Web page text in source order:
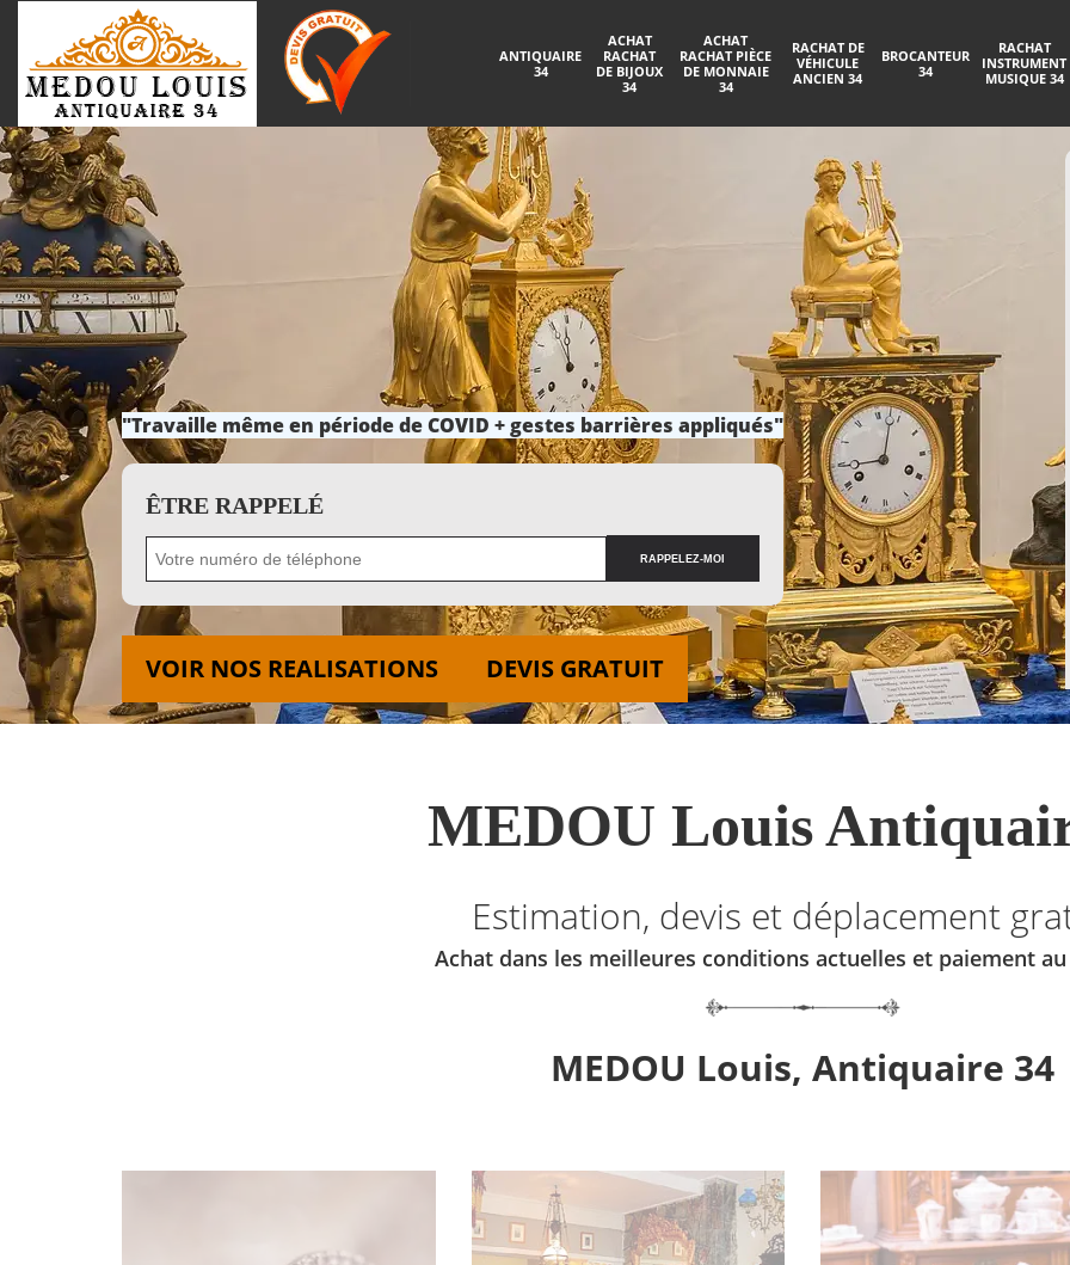
ANTIQUAIRE
34
ACHAT
RACHAT
DE BIJOUX
34
ACHAT
RACHAT PIÈCE
DE MONNAIE
34
RACHAT DE
VÉHICULE
ANCIEN 34
BROCANTEUR
34
RACHAT
INSTRUMENT
MUSIQUE 34
"Travaille même en période de COVID + gestes barrières appliqués"
ÊTRE RAPPELÉ
VOIR NOS REALISATIONS DEVIS GRATUIT
MEDOU Louis
Estimation, devis et déplacement
Achat dans les meilleures conditions actuelles et paiement
MEDOU Louis, Antiquaire 34